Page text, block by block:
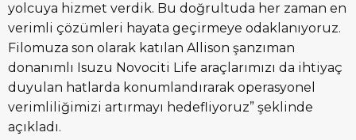
yolcuya hizmet verdik. Bu doğrultuda her zaman en
verimli çözümleri hayata geçirmeye odaklanıyoruz.
Filomuza son olarak katılan Allison şanzıman
donanımlı Isuzu Novociti Life araçlarımızı da ihtiyaç
duyulan hatlarda konumlandırarak operasyonel
verimliliğimizi artırmayı hedefliyoruz” şeklinde
açıkladı.